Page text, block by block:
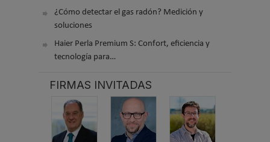
¿Cómo detectar el gas radón? Medición y
soluciones
Haier Perla Premium S: Confort, eficiencia y
tecnología para…
FIRMAS INVITADAS